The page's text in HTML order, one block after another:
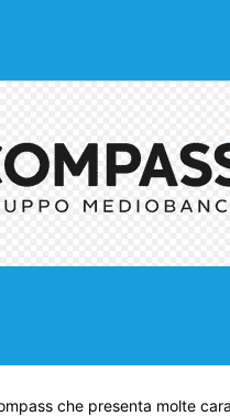
che presenta molte